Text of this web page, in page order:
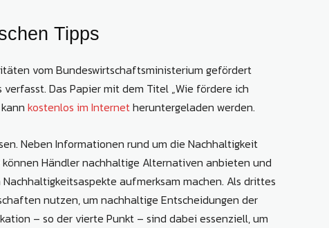
Tipps
vom Bundeswirtschaftsministerium gefördert
Das Papier mit dem Titel „Wie fördere ich
kostenlos im Internetheruntergeladen werden.
Neben Informationen rund um die Nachhaltigkeit
Händler nachhaltige Alternativen anbieten und
aufmerksam machen. Als drittes
nutzen, um nachhaltige Entscheidungen der
– so der vierte Punkt – sind dabei essenziell, um